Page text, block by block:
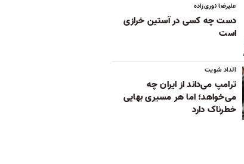
علیرضا نوری‌زاده
دست چه کسی در آستین خرازی
است
الداد شویت
ترامپ می‌داند از ایران چه
می‌خواهد؛ اما هر مسیری بهایی
خطرناک دارد